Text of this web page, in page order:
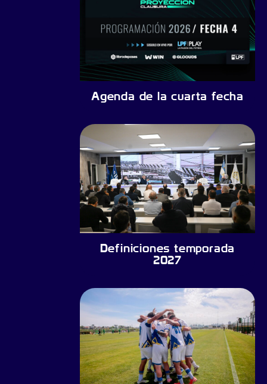
Agenda de la cuarta fecha
Definiciones temporada
2027